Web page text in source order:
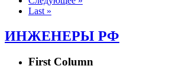
Last »
ИНЖЕНЕРЫ РФ
First Column